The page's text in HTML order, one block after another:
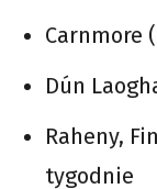
Carnmore
Dún
Raheny,
tygodnie